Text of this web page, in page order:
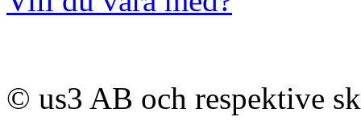
© us3 AB och respektive